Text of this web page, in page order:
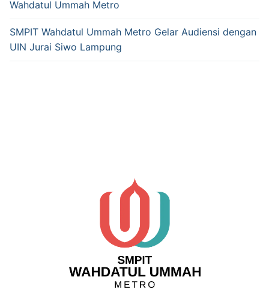
Wahdatul Ummah Metro
SMPIT Wahdatul Ummah Metro Gelar Audiensi dengan
UIN Jurai Siwo Lampung